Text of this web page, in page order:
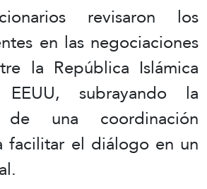
revisaron los
en las negociaciones
la República Islámica
subrayando la
de una coordinación
facilitar el diálogo en un